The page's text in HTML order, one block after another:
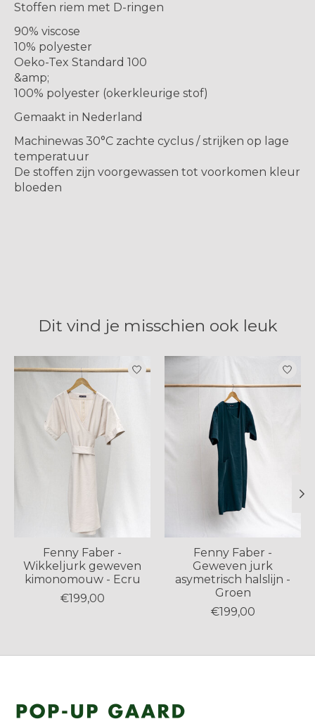
Stoffen riem met D-ringen
90% viscose
10% polyester
Oeko-Tex Standard 100
&amp;
100% polyester (okerkleurige stof)
Gemaakt in Nederland
Machinewas 30°C zachte cyclus / strijken op lage
temperatuur
De stoffen zijn voorgewassen tot voorkomen kleur
bloeden
Dit vind je misschien ook leuk
Items van productcarrousel
Fenny Faber -
Wikkeljurk geweven
kimonomouw - Ecru
€199,00
Fenny Faber -
Geweven jurk
asymetrisch halslijn -
Groen
€199,00